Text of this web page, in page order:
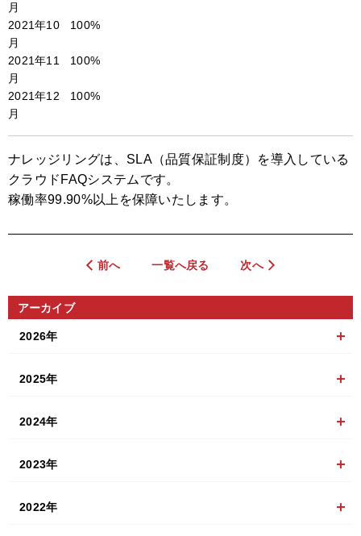
月
2021年10
月
100%
2021年11
月
100%
2021年12
月
100%
ナレッジリングは、SLA（品質保証制度）を導入している
クラウドFAQシステムです。
稼働率99.90%以上を保障いたします。
前へ 一覧へ戻る 次へ
アーカイブ
2026年
2025年
2024年
2023年
2022年